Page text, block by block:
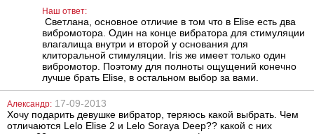
Наш ответ:
Светлана, основное отличие в том что в Elise есть два
вибромотора. Один на конце вибратора для стимуляции
влагалища внутри и второй у основания для
клиторальной стимуляции. Iris же имеет только один
вибромотор. Поэтому для полноты ощущений конечно
лучше брать Elise, в остальном выбор за вами.
Александр: 17-09-2013
Хочу подарить девушке вибратор, теряюсь какой выбрать. Чем
отличаются Lelo Elise 2 и Lelo Soraya Deep?? какой с них